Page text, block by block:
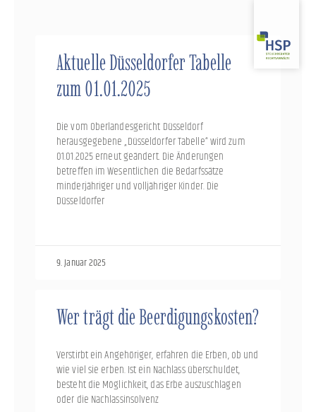
Aktuelle Düsseldorfer Tabelle
zum 01.01.2025
Die vom Oberlandesgericht Düsseldorf
herausgegebene „Düsseldorfer Tabelle“ wird zum
01.01.2025 erneut geändert. Die Änderungen
betreffen im Wesentlichen die Bedarfssätze
minderjähriger und volljähriger Kinder. Die
Düsseldorfer
9. Januar 2025
Wer trägt die Beerdigungskosten?
Verstirbt ein Angehöriger, erfahren die Erben, ob und
wie viel sie erben. Ist ein Nachlass überschuldet,
besteht die Möglichkeit, das Erbe auszuschlagen
oder die Nachlassinsolvenz